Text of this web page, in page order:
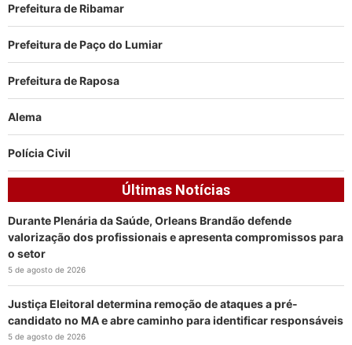
Prefeitura de Ribamar
Prefeitura de Paço do Lumiar
Prefeitura de Raposa
Alema
Polícia Civil
Últimas Notícias
Durante Plenária da Saúde, Orleans Brandão defende
valorização dos profissionais e apresenta compromissos para
o setor
5 de agosto de 2026
Justiça Eleitoral determina remoção de ataques a pré-
candidato no MA e abre caminho para identificar responsáveis
5 de agosto de 2026